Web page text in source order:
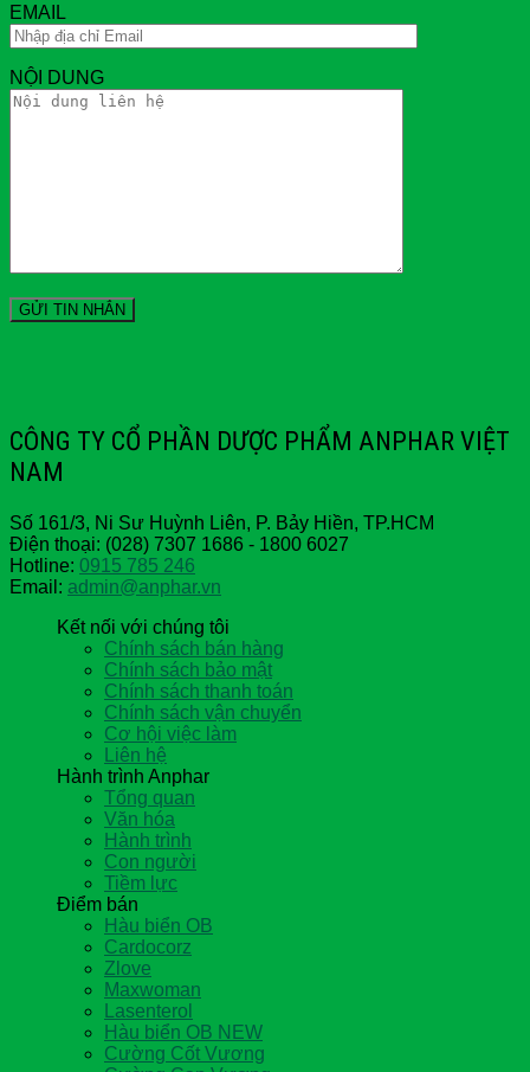
EMAIL
NỘI DUNG
CÔNG TY CỔ PHẦN DƯỢC PHẨM ANPHAR VIỆT
NAM
Số 161/3, Ni Sư Huỳnh Liên, P. Bảy Hiền, TP.HCM
Điện thoại: (028) 7307 1686 - 1800 6027
Hotline: 0915 785 246
Email: admin@anphar.vn
Kết nối với chúng tôi
Chính sách bán hàng
Chính sách bảo mật
Chính sách thanh toán
Chính sách vận chuyển
Cơ hội việc làm
Liên hệ
Hành trình Anphar
Tổng quan
Văn hóa
Hành trình
Con người
Tiềm lực
Điểm bán
Hàu biển OB
Cardocorz
Zlove
Maxwoman
Lasenterol
Hàu biển OB NEW
Cường Cốt Vương